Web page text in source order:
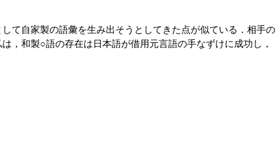
て自家製の語彙を生み出そうとしてきた点が似ている．相手の
，和製○語の存在は日本語が借用元言語の手なずけに成功し，